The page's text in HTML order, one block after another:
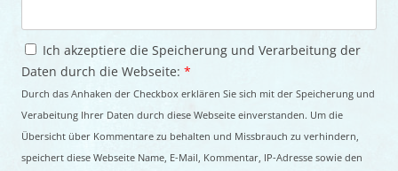
Ich akzeptiere die Speicherung und Verarbeitung der
Daten durch die Webseite: *
Durch das Anhaken der Checkbox erklären Sie sich mit der Speicherung und
Verabeitung Ihrer Daten durch diese Webseite einverstanden. Um die
Übersicht über Kommentare zu behalten und Missbrauch zu verhindern,
speichert diese Webseite Name, E-Mail, Kommentar, IP-Adresse sowie den